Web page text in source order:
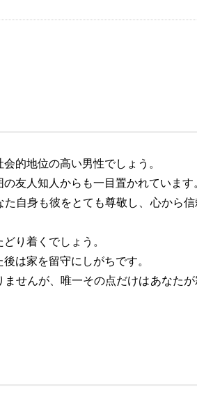
的地位の高い男性でしょう。
友人知人からも一目置かれています
自身も彼をとても尊敬し、心から
り着くでしょう。
は家を留守にしがちです。
せんが、唯一その点だけはあなた